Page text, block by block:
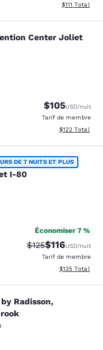
Afficher les
$111 Total
Center
Center Joliet
$105USD/nuit
Tarif de membre
Afficher les
$122 Total
I-80
DE 7 NUITS ET PLUS
I-80
Économiser 7 %
Tarif barré :
$125Tarif réduit :
$116USD/nuit
Tarif de membre
Afficher les
$135 Total
Radisson,
Radisson,
commentaires